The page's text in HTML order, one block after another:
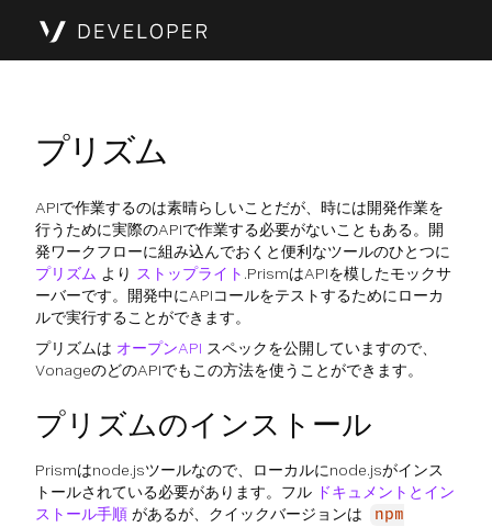
プリズム
APIで作業するのは素晴らしいことだが、時には開発作業を
行うために実際のAPIで作業する必要がないこともある。開
発ワークフローに組み込んでおくと便利なツールのひとつに
プリズム より ストップライト .PrismはAPIを模したモックサ
ーバーです。開発中にAPIコールをテストするためにローカ
ルで実行することができます。
プリズムは オープンAPI スペックを公開していますので、
VonageのどのAPIでもこの方法を使うことができます。
プリズムのインストール
Prismはnode.jsツールなので、ローカルにnode.jsがインス
トールされている必要があります。フル ドキュメントとイン
ストール手順 があるが、クイックバージョンは
npm